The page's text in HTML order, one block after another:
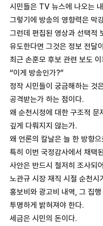
시민들은 TV 뉴스에 나오는
그렇기에 방송의 영향력은 막
그런데 편집된 영상과 선택적
유도한다면 그것은 정보 전달
최근 손훈모 후보 관련 보도
“이게 방송인가?”
정작 시민들이 궁금해하는 것
공격받는가 하는 점이다.
왜 순천시정에 대한 구조적 문
깊게 다뤄지지 않는가.
왜 언론의 칼날은 늘 한 방향
특히 이번 국정감사에서 채택
사안은 반드시 철저히 조사되
노관규 시장 재직 시절 순천
홍보비와 광고비 내역, 그 집
투명하게 밝혀져야 한다.
세금은 시민의 돈이다.